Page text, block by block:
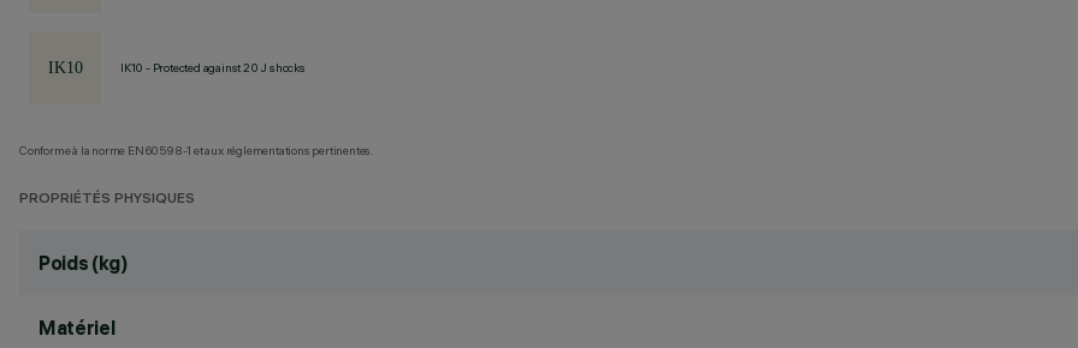
IK10 - Protected against 20 J shocks
Conforme à la norme EN60598-1 et aux réglementations pertinentes.
PROPRIÉTÉS PHYSIQUES
Poids (kg)
Matériel